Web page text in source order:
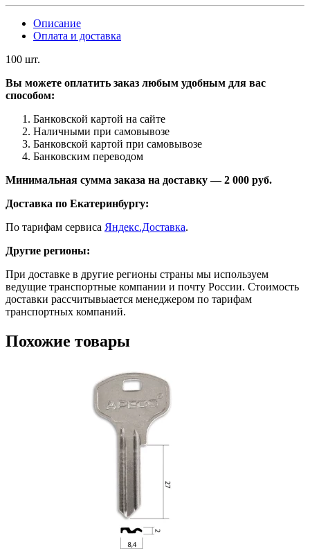
Описание
Оплата и доставка
100 шт.
Вы можете оплатить заказ любым удобным для вас
способом:
Банковской картой на сайте
Наличными при самовывозе
Банковской картой при самовывозе
Банковским переводом
Минимальная сумма заказа на доставку — 2 000 руб.
Доставка по Екатеринбургу:
По тарифам сервиса Яндекс.Доставка.
Другие регионы:
При доставке в другие регионы страны мы используем
ведущие транспортные компании и почту России. Стоимость
доставки рассчитывыается менеджером по тарифам
транспортных компаний.
Похожие товары